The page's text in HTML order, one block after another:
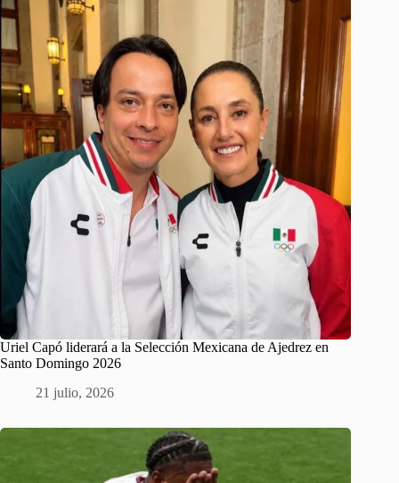
Uriel Capó liderará a la Selección Mexicana de Ajedrez en
Santo Domingo 2026
21 julio, 2026